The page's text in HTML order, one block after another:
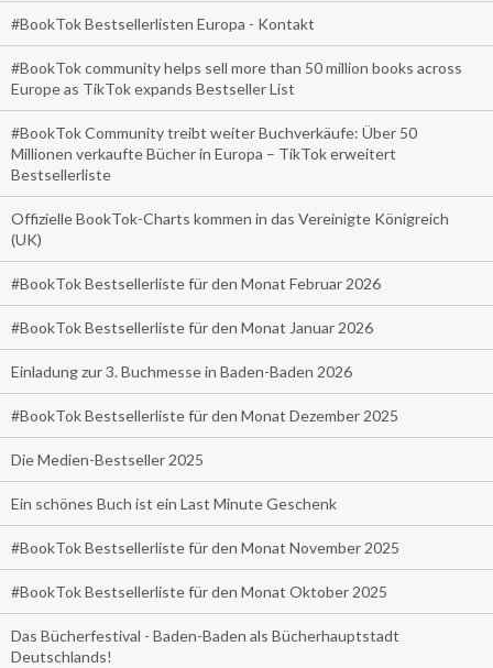
#BookTok Bestsellerlisten Europa - Kontakt
#BookTok community helps sell more than 50 million books across
Europe as TikTok expands Bestseller List
#BookTok Community treibt weiter Buchverkäufe: Über 50
Millionen verkaufte Bücher in Europa – TikTok erweitert
Bestsellerliste
Offizielle BookTok-Charts kommen in das Vereinigte Königreich
(UK)
#BookTok Bestsellerliste für den Monat Februar 2026
#BookTok Bestsellerliste für den Monat Januar 2026
Einladung zur 3. Buchmesse in Baden-Baden 2026
#BookTok Bestsellerliste für den Monat Dezember 2025
Die Medien-Bestseller 2025
Ein schönes Buch ist ein Last Minute Geschenk
#BookTok Bestsellerliste für den Monat November 2025
#BookTok Bestsellerliste für den Monat Oktober 2025
Das Bücherfestival - Baden-Baden als Bücherhauptstadt
Deutschlands!